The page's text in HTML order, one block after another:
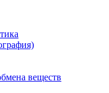
веществ